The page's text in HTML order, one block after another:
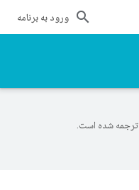
ورود به برنامه
ترجمه شده است.